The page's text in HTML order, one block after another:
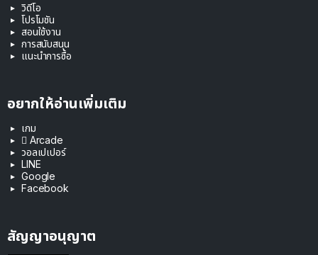
วิดีโอ
โปรโมชัน
สอนใช้งาน
การสนับสนุน
แนะนำการซื้อ
อยากให้อ่านเพิ่มเติม
เกม
 Arcade
วอลเปเปอร์
LINE
Google
Facebook
สัญญาอนุญาต